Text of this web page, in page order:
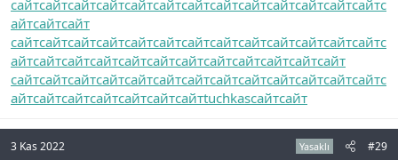
сайтсайтсайтсайтсайтсайтсайтсайтсайтсайтсайтсайтсайтс
айтсайтсайт
сайтсайтсайтсайтсайтсайтсайтсайтсайтсайтсайтсайтсайтс
айтсайтсайтсайтсайтсайтсайтсайтсайтсайтсайтсайт
сайтсайтсайтсайтсайтсайтсайтсайтсайтсайтсайтсайтсайтс
айтсайтсайтсайтсайтсайтсайтtuchkasсайтсайт
3 Kas 2022 Yasaklı #29